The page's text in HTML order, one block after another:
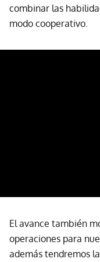
combinar las
modo cooperativo.
El avance también
operaciones para
además tendremos